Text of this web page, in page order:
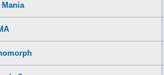
Mania